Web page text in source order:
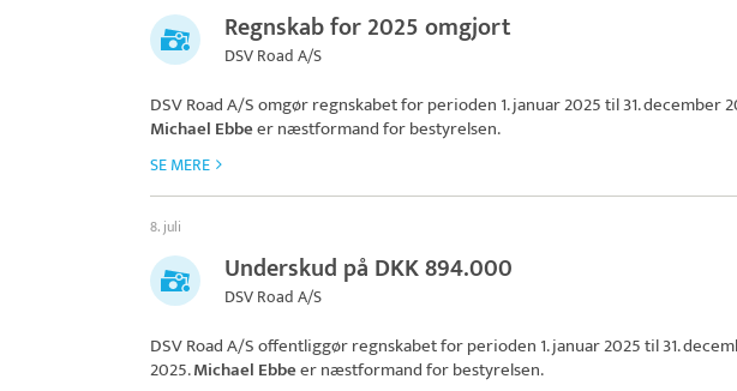
Regnskab for 2025 omgjort
DSV Road A/S
DSV Road A/Somgør regnskabet for perioden 1. januar 2025 til 31. december
Michael Ebbeer næstformand for bestyrelsen.
SE MERE
8. juli
Underskud på DKK 894.000
DSV Road A/S
DSV Road A/Soffentliggør regnskabet for perioden 1. januar 2025 til 31.
2025.Michael Ebbeer næstformand for bestyrelsen.